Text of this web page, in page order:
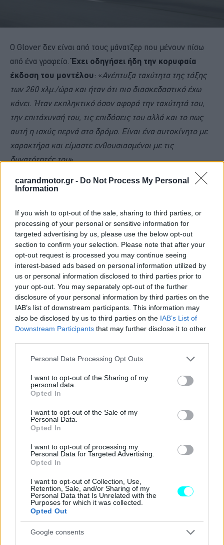
carandmotor.gr - Do Not Process My Personal
Information
If you wish to opt-out of the sale, sharing to third parties, or
processing of your personal or sensitive information for
targeted advertising by us, please use the below opt-out
section to confirm your selection. Please note that after your
opt-out request is processed you may continue seeing
interest-based ads based on personal information utilized by
us or personal information disclosed to third parties prior to
your opt-out. You may separately opt-out of the further
disclosure of your personal information by third parties on the
IAB’s list of downstream participants. This information may
also be disclosed by us to third parties on the IAB’s List of
Downstream Participants that may further disclose it to other
Please note that this website/app uses one or more Google
not limited to your visit or usage behaviour. You may click to
grant or deny consent to Google and its third-party tags to
use your data for below specified purposes in below Google
consent section.
Personal Data Processing Opt Outs
I want to opt-out of the Sharing of my
personal data.
Opted In
I want to opt-out of the Sale of my
Personal Data.
Opted In
I want to opt-out of processing my
Personal Data for Targeted Advertising.
Opted In
I want to opt-out of Collection, Use,
Retention, Sale, and/or Sharing of my
Personal Data that Is Unrelated with the
Purposes for which it was collected.
Opted Out
Google consents
Ο Glover δεν είναι από τους μάνατζερ που μένουν πίσω
από ένα γραφείο.Έχει οδηγήσει ήδη την κορυφαία
έκδοση του μοντέλου: «Ανέπτυξα ταχύτητα της τάξης
των 260 χλμ./ώρα και ήταν ότι πιο διασκεδαστικό έχω
κάνει. Ήταν εκπληκτικό όσον αφορά την ταχύτητά του,
την επιτάχυνσή του, τις επιδόσεις του αλλά και το πως
αυτή η ισχύς περνά στο δρόμο. Είναι ένα αυτοκίνητο με
χαρακτήρα και είμαστε ενθουσιασμένοι με τις
δυνατότητές του».
Μιλώντας για… χαρακτήρα, ο Βρετανός τόνισε πως η
έκδοση παραγωγής, δεν θα διαφέρει πολύ από το